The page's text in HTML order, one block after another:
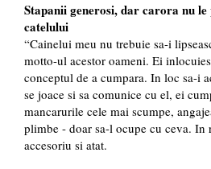
Stapanii generosi, dar carora nu le
catelului
“Cainelui meu nu trebuie sa-i
motto-ul acestor oameni. Ei
conceptul de a cumpara. In loc sa-i
se joace si sa comunice cu el, ei
mancarurile cele mai scumpe,
plimbe - doar sa-l ocupe cu ceva. In
accesoriu si atat.